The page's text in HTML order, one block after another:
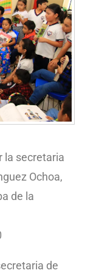
la secretaria
Ochoa,
de la
de